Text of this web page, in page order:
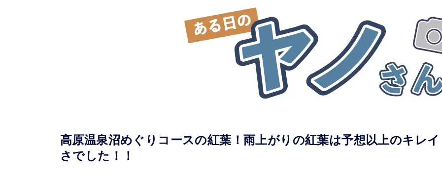
高原温泉沼めぐりコースの紅葉！雨上がりの紅葉は予想以上のキレイ
さでした！！